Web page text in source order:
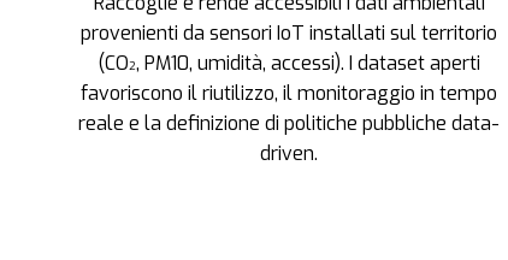
provenienti da sensori IoT installati sul territorio
(CO2, PM10, umidità, accessi). I dataset aperti
favoriscono il riutilizzo, il monitoraggio in tempo
reale e la definizione di politiche pubbliche data-
driven.